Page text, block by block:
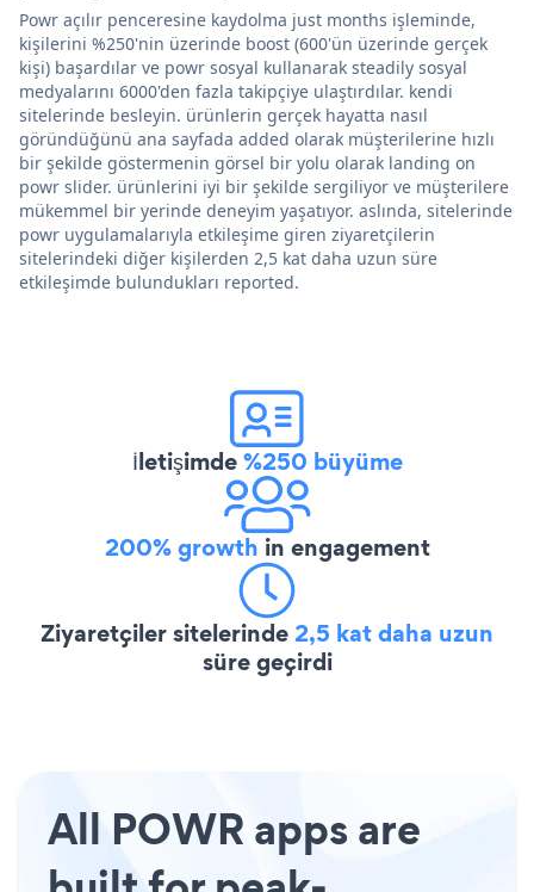
Powr açılır penceresine kaydolma just months işleminde,
kişilerini %250'nin üzerinde boost (600'ün üzerinde gerçek
kişi) başardılar ve powr sosyal kullanarak steadily sosyal
medyalarını 6000'den fazla takipçiye ulaştırdılar. kendi
sitelerinde besleyin. ürünlerin gerçek hayatta nasıl
göründüğünü ana sayfada added olarak müşterilerine hızlı
bir şekilde göstermenin görsel bir yolu olarak landing on
powr slider. ürünlerini iyi bir şekilde sergiliyor ve müşterilere
mükemmel bir yerinde deneyim yaşatıyor. aslında, sitelerinde
powr uygulamalarıyla etkileşime giren ziyaretçilerin
sitelerindeki diğer kişilerden 2,5 kat daha uzun süre
etkileşimde bulundukları reported.
İletişimde%250 büyüme
200% growth in engagement
Ziyaretçiler sitelerinde2,5 kat daha uzun
süre geçirdi
All POWR apps are